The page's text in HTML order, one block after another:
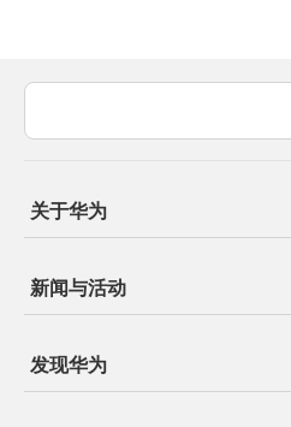
关于华为
新闻与活动
发现华为